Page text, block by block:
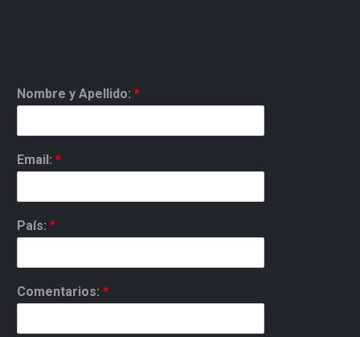
Nombre y Apellido: *
Email: *
País: *
Comentarios: *